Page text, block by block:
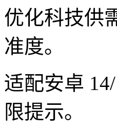
优化科技供
准度。
适配安卓
限提示。